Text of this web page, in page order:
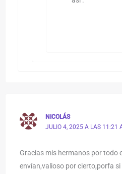
NICOLÁS
JULIO 4, 2025 A LAS 11:21
Gracias mis hermanos por todo
envían,valioso por cierto,porfa